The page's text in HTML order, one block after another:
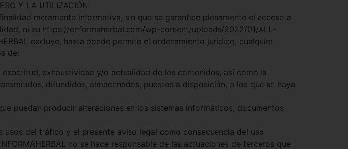
Y LA UTILIZACIÓN
meramente informativa, sin que se garantice plenamente el acceso a
ni su https://enformaherbal.com/wp-content/uploads/2022/01/ALL-
excluye, hasta donde permite el ordenamiento jurídico, cualquier
de:
exhaustividad y/o actualidad de los contenidos, así como la
difundidos, almacenados, puestos a disposición, a los que se haya
puedan producir alteraciones en los sistemas informáticos, documentos
del tráfico y el presente aviso legal como consecuencia del uso
no se hace responsable de las actuaciones de terceros que